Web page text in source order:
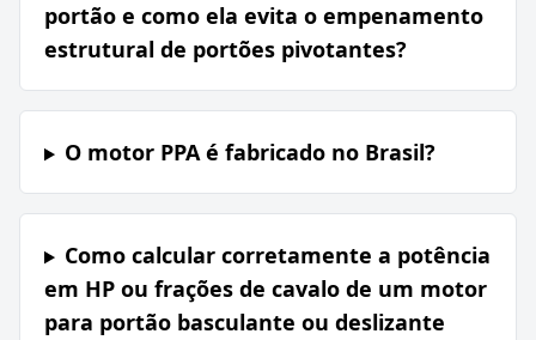
portão e como ela evita o empenamento
estrutural de portões pivotantes?
O motor PPA é fabricado no Brasil?
Como calcular corretamente a potência
em HP ou frações de cavalo de um motor
para portão basculante ou deslizante